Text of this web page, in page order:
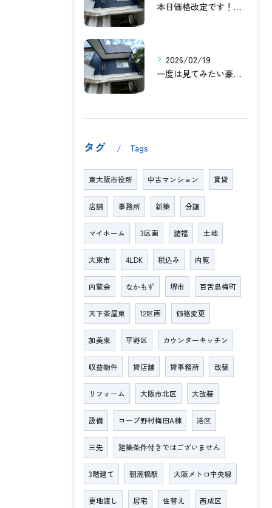
本日価格改定です！！このチャンスお見逃しなく！！！
2026/02/19
一度は見てみたい豪邸！！内覧受付中です～☆
タグ Tags
東大阪市役所 中古マンション 賃貸
店舗 事務所 新築 分譲
マイホーム 3区画 諸福 土地
大東市 4LDK 税込み 内覧
内覧会 なかもず 堺市 百舌鳥梅町
天下茶屋東 12区画 価格変更
加美東 平野区 カウンターキッチン
収益物件 貸店舗 貸事務所 改装
リフォーム 大阪市北区 大改装
設備 コープ野村梅田A棟 港区
三先 建築条件付きではございません
3階建て 朝潮橋駅 大阪メトロ中央線
更地渡し 居宅 住替え 西成区